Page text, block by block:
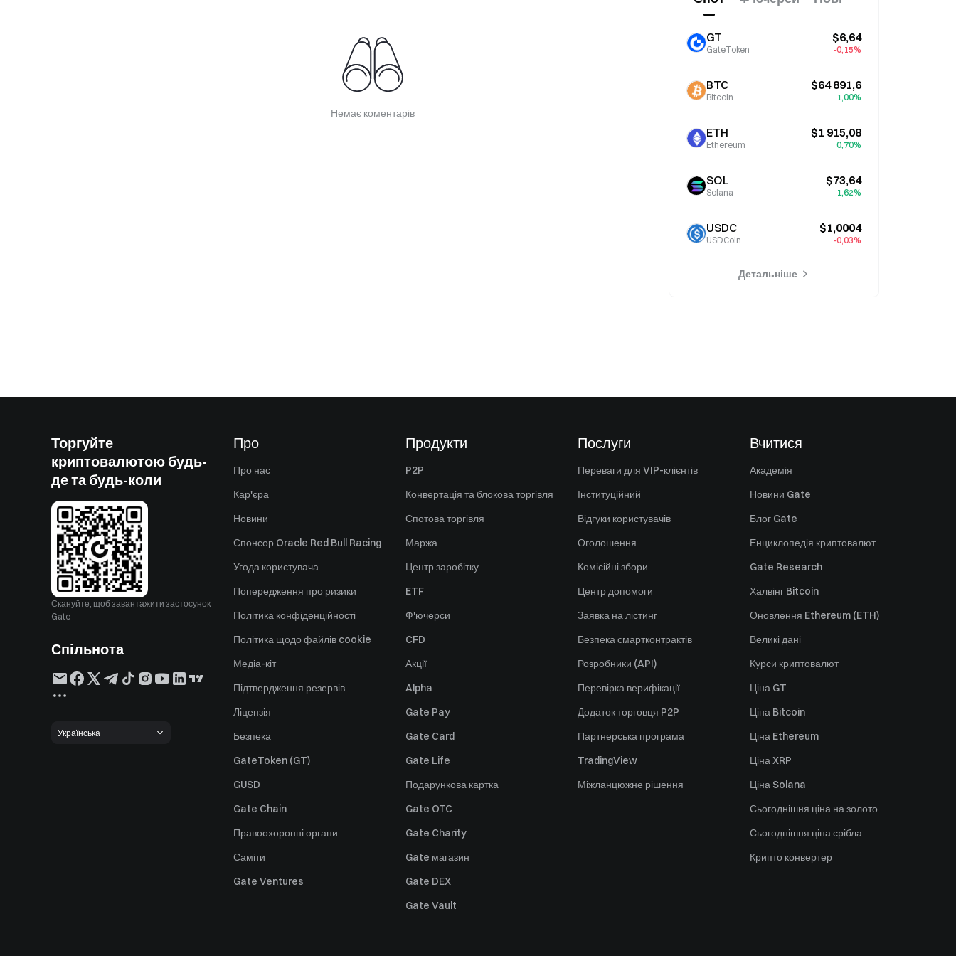
Немає коментарів
GT
GateToken
$6,64
-0,15%
BTC
Bitcoin
$64 891,6
1,00%
ETH
Ethereum
$1 915,08
0,70%
SOL
Solana
$73,64
1,62%
USDC
USDCoin
$1,0004
-0,03%
Детальніше
Торгуйте
криптовалютою будь-
де та будь-коли
Скануйте, щоб завантажити застосунок
Gate
Спільнота
Українська
Про
Про нас
Кар'єра
Новини
Спонсор Oracle Red Bull Racing
Угода користувача
Попередження про ризики
Політика конфіденційності
Політика щодо файлів cookie
Медіа-кіт
Підтвердження резервів
Ліцензія
Безпека
GateToken (GT)
GUSD
Gate Chain
Правоохоронні органи
Саміти
Gate Ventures
Продукти
P2P
Конвертація та блокова торгівля
Спотова торгівля
Маржа
Центр заробітку
ETF
Ф'ючерси
CFD
Акції
Alpha
Gate Pay
Gate Card
Gate Life
Подарункова картка
Gate OTC
Gate Charity
Gate магазин
Gate DEX
Gate Vault
Послуги
Переваги для VIP-клієнтів
Інституційний
Відгуки користувачів
Оголошення
Комісійні збори
Центр допомоги
Заявка на лістинг
Безпека смартконтрактів
Розробники (API)
Перевірка верифікації
Додаток торговця P2P
Партнерська програма
TradingView
Міжланцюжне рішення
Вчитися
Академія
Новини Gate
Блог Gate
Енциклопедія криптовалют
Gate Research
Халвінг Bitcoin
Оновлення Ethereum (ETH)
Великі дані
Курси криптовалют
Ціна GT
Ціна Bitcoin
Ціна Ethereum
Ціна XRP
Ціна Solana
Сьогоднішня ціна на золото
Сьогоднішня ціна срібла
Крипто конвертер